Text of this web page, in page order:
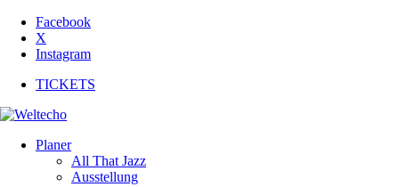
Facebook
X
Instagram
TICKETS
Planer
All That Jazz
Ausstellung